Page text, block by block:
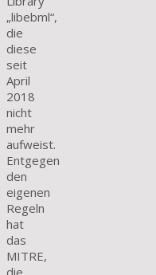
„libebml“,
die
diese
seit
April
2018
nicht
mehr
aufweist.
Entgegen
den
eigenen
Regeln
hat
das
MITRE,